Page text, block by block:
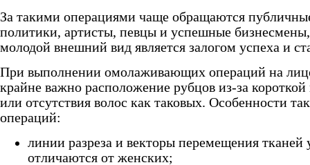
За такими операциями чаще обращаются
политики, артисты, певцы и успешные
молодой внешний вид является залогом успеха и
При выполнении омолаживающих операций на
крайне важно расположение рубцов из‑за
или отсутствия волос как таковых. Особенности
операций:
линии разреза и векторы перемещения
отличаются от женских;